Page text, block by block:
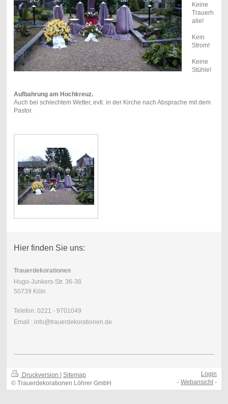
Keine
Trauerh
alle!
Kein
Strom!
Keine
Stühle!
Aufbahrung am Hochkreuz.
Auch bei schlechtem Wetter, evtl. in der Kirche nach Absprache mit dem
Pastor.
Hier finden Sie uns:
Trauerdekorationen
Hugo-Junkers-Str. 36-38
50739 Köln
Telefon: 0221 - 9701049
Email : info@trauerdekorationen.de
Druckversion
Sitemap
© Trauerdekorationen Löhrer GmbH
Login
-Webansicht-